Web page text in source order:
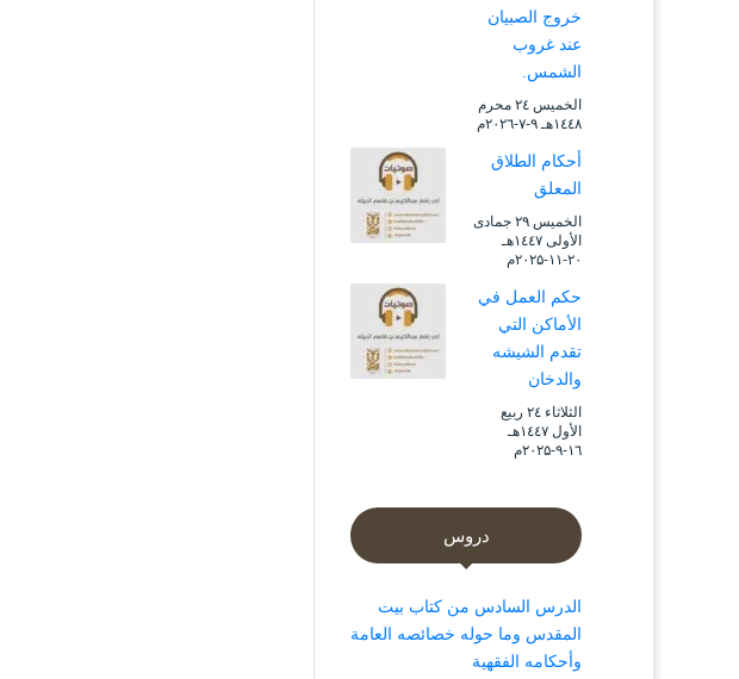
خروج الصبيان
عند غروب
الشمس.
الخميس ۲٤ محرم
۱٤٤۸هـ ۹-۷-۲۰۲٦م
أحكام الطلاق
المعلق
الخميس ۲۹ جمادى
الأولى ۱٤٤۷هـ
۲۰-۱۱-۲۰۲۵م
حكم العمل في
الأماكن التي
تقدم الشيشه
والدخان
الثلاثاء ۲٤ ربيع
الأول ۱٤٤۷هـ
۱٦-۹-۲۰۲۵م
دروس
الدرس السادس من كتاب بيت
المقدس وما حوله خصائصه العامة
وأحكامه الفقهية